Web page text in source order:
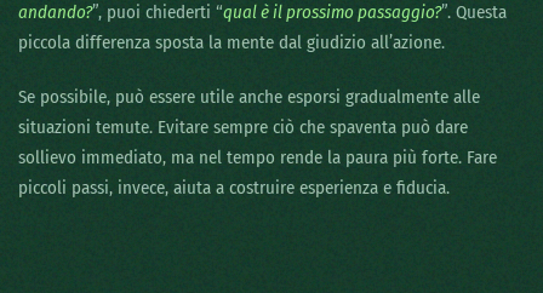
andando?”, puoi chiederti “qual è il prossimo passaggio?”. Questa
piccola differenza sposta la mente dal giudizio all’azione.
Se possibile, può essere utile anche esporsi gradualmente alle
situazioni temute. Evitare sempre ciò che spaventa può dare
sollievo immediato, ma nel tempo rende la paura più forte. Fare
piccoli passi, invece, aiuta a costruire esperienza e fiducia.